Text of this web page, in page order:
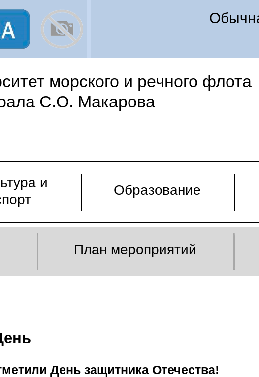
морского и речного флота
С.О. Макарова
и
Образование
План мероприятий
День защитника Отечества!